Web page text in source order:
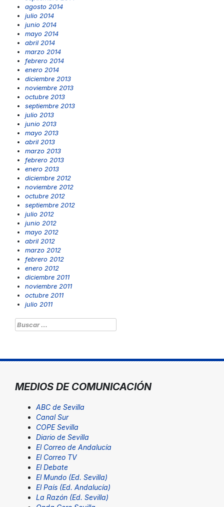
agosto 2014
julio 2014
junio 2014
mayo 2014
abril 2014
marzo 2014
febrero 2014
enero 2014
diciembre 2013
noviembre 2013
octubre 2013
septiembre 2013
julio 2013
junio 2013
mayo 2013
abril 2013
marzo 2013
febrero 2013
enero 2013
diciembre 2012
noviembre 2012
octubre 2012
septiembre 2012
julio 2012
junio 2012
mayo 2012
abril 2012
marzo 2012
febrero 2012
enero 2012
diciembre 2011
noviembre 2011
octubre 2011
julio 2011
Buscar:
MEDIOS DE COMUNICACIÓN
ABC de Sevilla
Canal Sur
COPE Sevilla
Diario de Sevilla
El Correo de Andalucía
El Correo TV
El Debate
El Mundo (Ed. Sevilla)
El País (Ed. Andalucía)
La Razón (Ed. Sevilla)